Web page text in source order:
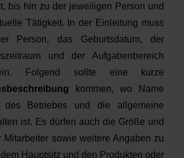
bis hin zu der jeweiligen Person und
Tätigkeit. In der Einleitung muss
Person, das Geburtsdatum, der
und der Aufgabenbereich
Folgend sollte eine kurze
kommen, wo Name
des Betriebes und die allgemeine
ist. Es dürfen auch die Größe und
Mitarbeiter sowie weitere Angaben zu
Hauptsitz und den Produkten oder